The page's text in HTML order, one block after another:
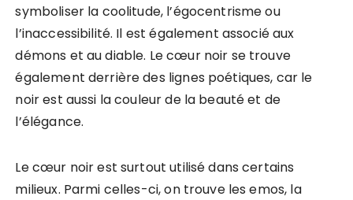
symboliser la coolitude, l’égocentrisme ou
l’inaccessibilité. Il est également associé aux
démons et au diable. Le cœur noir se trouve
également derrière des lignes poétiques, car le
noir est aussi la couleur de la beauté et de
l’élégance.
Le cœur noir est surtout utilisé dans certains
milieux. Parmi celles-ci, on trouve les emos, la